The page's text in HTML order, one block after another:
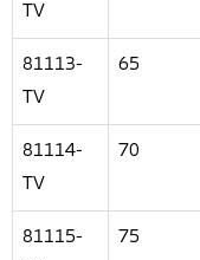
TV
81113-
TV
65
81114-
TV
70
81115-
75